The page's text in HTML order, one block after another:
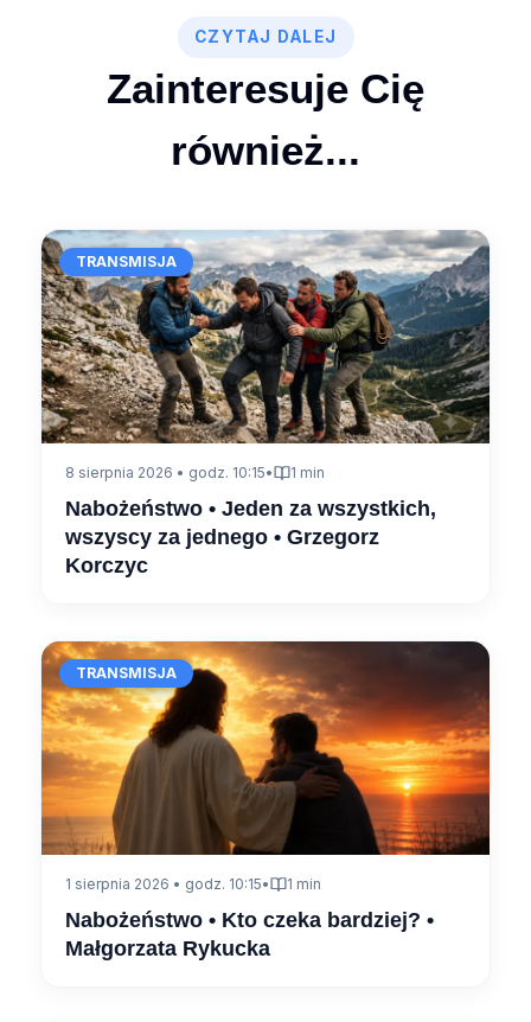
CZYTAJ DALEJ
Zainteresuje Cię
również...
TRANSMISJA
8 sierpnia 2026 • godz. 10:15• 1 min
Nabożeństwo • Jeden za wszystkich,
wszyscy za jednego • Grzegorz
Korczyc
TRANSMISJA
1 sierpnia 2026 • godz. 10:15• 1 min
Nabożeństwo • Kto czeka bardziej? •
Małgorzata Rykucka